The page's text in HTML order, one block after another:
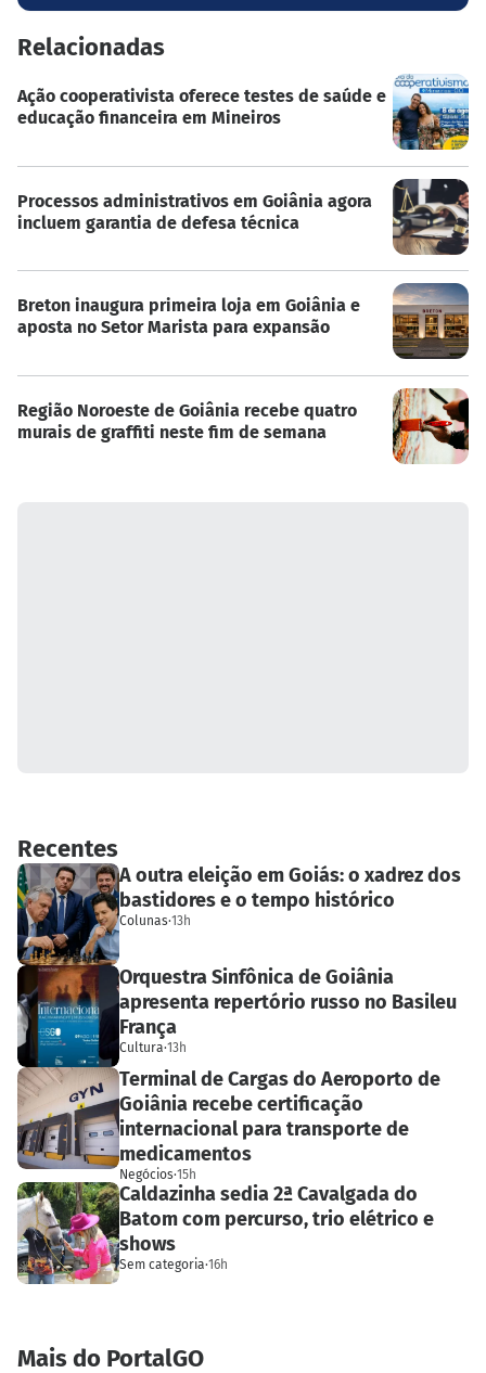
Relacionadas
Ação cooperativista oferece testes de saúde e
educação financeira em Mineiros
Processos administrativos em Goiânia agora
incluem garantia de defesa técnica
Breton inaugura primeira loja em Goiânia e
aposta no Setor Marista para expansão
Região Noroeste de Goiânia recebe quatro
murais de graffiti neste fim de semana
Recentes
A outra eleição em Goiás: o xadrez dos
bastidores e o tempo histórico
Colunas·13h
Orquestra Sinfônica de Goiânia
apresenta repertório russo no Basileu
França
Cultura·13h
Terminal de Cargas do Aeroporto de
Goiânia recebe certificação
internacional para transporte de
medicamentos
Negócios·15h
Caldazinha sedia 2ª Cavalgada do
Batom com percurso, trio elétrico e
shows
Sem categoria·16h
Mais do PortalGO